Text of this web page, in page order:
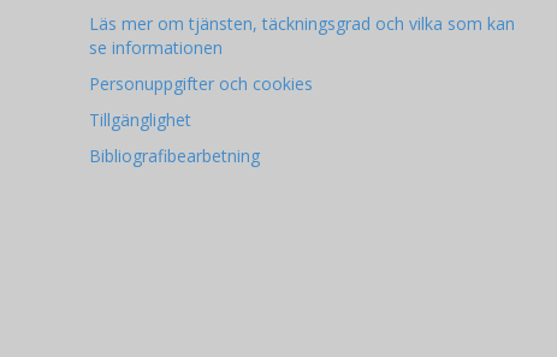
Läs mer om tjänsten, täckningsgrad och vilka som kan
se informationen
Personuppgifter och cookies
Tillgänglighet
Bibliografibearbetning